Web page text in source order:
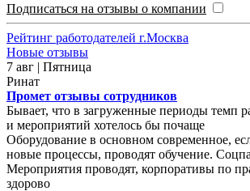
Подписаться на отзывы о компании
Рейтинг работодателей г.Москва
Новые отзывы
7 авг | Пятница
Ринат
Промет отзывы сотрудников
Бывает, что в загруженные периоды темп
и мероприятий хотелось бы почаще
Оборудование в основном современное,
новые процессы, проводят обучение.
Мероприятия проводят, корпоративы по
здорово